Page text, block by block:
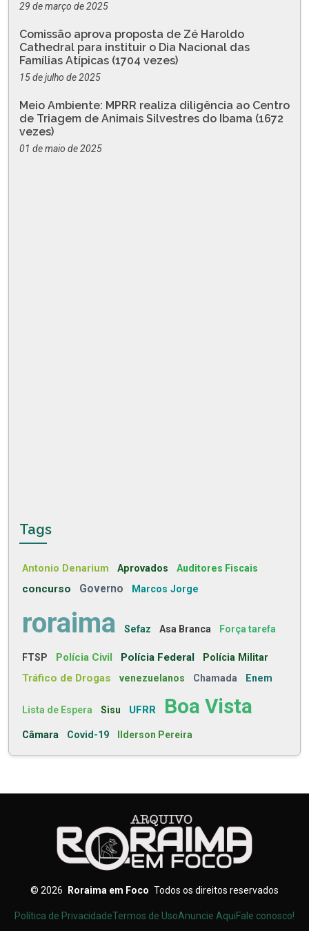
29 de março de 2025
Comissão aprova proposta de Zé Haroldo
Cathedral para instituir o Dia Nacional das
Famílias Atípicas (1704 vezes)
15 de julho de 2025
Meio Ambiente: MPRR realiza diligência ao Centro
de Triagem de Animais Silvestres do Ibama (1672
vezes)
01 de maio de 2025
Tags
Antonio Denarium Aprovados Auditores Fiscais
concurso Governo Marcos Jorge
roraima Sefaz Asa Branca Força tarefa
FTSP Polícia Civil Polícia Federal Polícia Militar
Tráfico de Drogas venezuelanos Chamada Enem
Lista de Espera Sisu UFRR Boa Vista
Câmara Covid-19 Ilderson Pereira
© 2026 Roraima em Foco Todos os direitos reservados
Política de PrivacidadeTermos de UsoAnuncie AquiFale conosco!